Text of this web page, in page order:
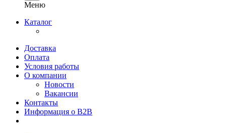
Меню
Каталог
Доставка
Оплата
Условия работы
О компании
Новости
Вакансии
Контакты
Информация о B2B